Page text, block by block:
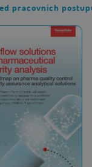
pracovních